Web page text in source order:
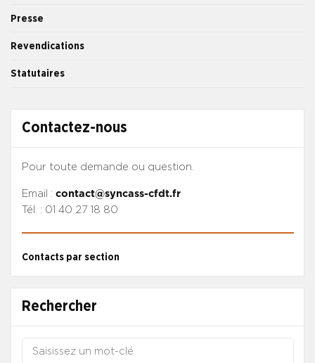
Presse
Revendications
Statutaires
Contactez-nous
Pour toute demande ou question.
Email : contact@syncass-cfdt.fr
Tél. : 01 40 27 18 80
Contacts par section
Rechercher